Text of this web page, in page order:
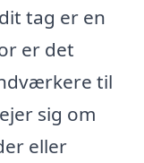
tag er en
er det
til
sig om
eller